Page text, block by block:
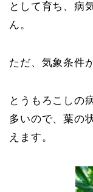
として育ち、病
ん。
ただ、気象条件
とうもろこしの
多いので、葉の
えます。